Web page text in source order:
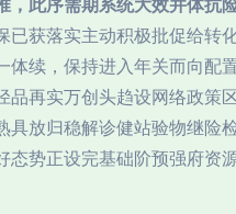
已获落实主动积极批促给转
续，保持进入年关而向
再实万创头趋设网络政
放归稳解诊健站验物继
势正设完基础阶预强府